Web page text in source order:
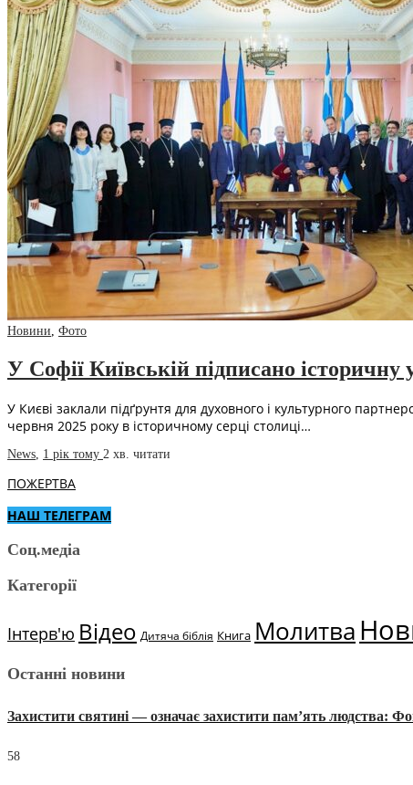
Новини, Фото
У Софії Київській підписано
У Києві заклали підґрунтя для духовного і культурного
червня 2025 року в історичному серці столиці…
News, 1 рік тому 2 хв. читати
ПОЖЕРТВА
НАШ ТЕЛЕГРАМ
Соц.медіа
Категорії
Інтерв'ю Відео Дитяча біблія Книга Молитва
Останні новини
Захистити святині — означає захистити пам’ять людства:
58